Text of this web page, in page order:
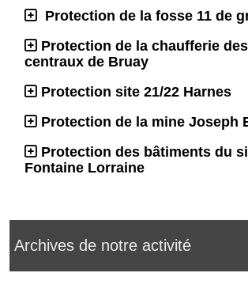
Protection de la fosse 11 de
Protection de la chaufferie
centraux de Bruay
Protection site 21/22 Harnes
Protection de la mine Joseph
Protection des bâtiments du
Fontaine Lorraine
Archives de notre activité